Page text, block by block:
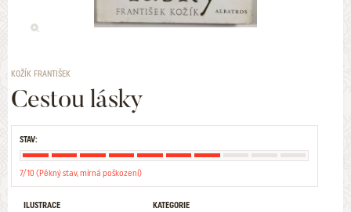
KOŽÍK FRANTIŠEK
Cestou lásky
STAV:
7/10 (Pěkný stav, mírná poškození)
ILUSTRACE
KATEGORIE